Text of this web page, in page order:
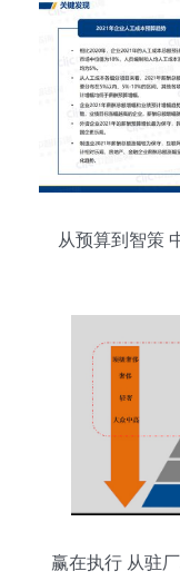
从预算到智策
赢在执行 从驻